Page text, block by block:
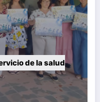
de la salud